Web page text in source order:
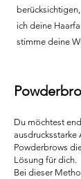
ich deine
stimme deine
Du möchtest
ausdrucksstarke
Powderbrows
Lösung für dich.
Bei dieser